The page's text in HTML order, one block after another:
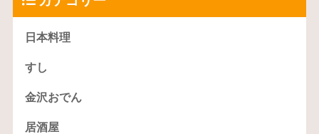
日本料理
すし
金沢おでん
居酒屋